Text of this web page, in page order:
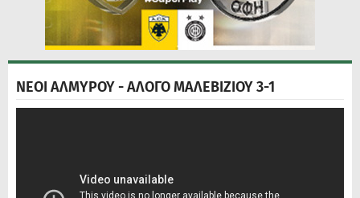
ΝΕΟΙ ΑΛΜΥΡΟΥ - ΑΛΟΓΟ ΜΑΛΕΒΙΖΙΟΥ 3-1